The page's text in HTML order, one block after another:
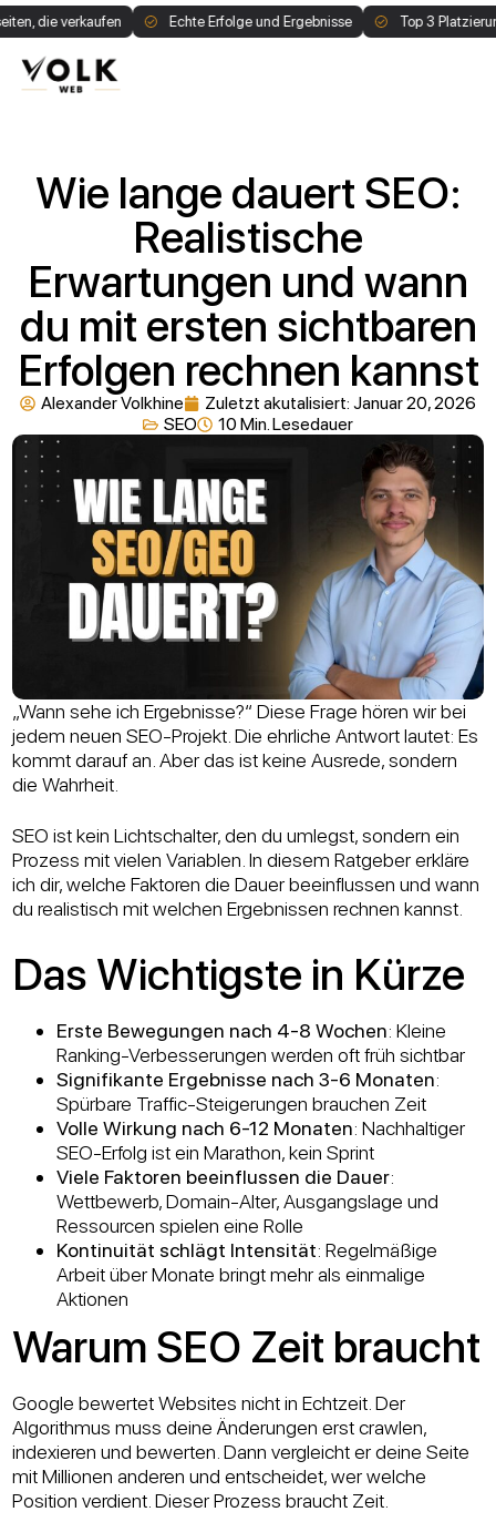
verkaufen Echte Erfolge und Ergebnisse Top 3 Platzierung auf
Wie lange dauert SEO:
Realistische
Erwartungen und wann
du mit ersten sichtbaren
Erfolgen rechnen kannst
Alexander Volkhine Zuletzt akutalisiert: Januar 20, 2026
SEO
10 Min. Lesedauer
„Wann sehe ich Ergebnisse?“ Diese Frage hören wir bei
jedem neuen SEO-Projekt. Die ehrliche Antwort lautet: Es
kommt darauf an. Aber das ist keine Ausrede, sondern
die Wahrheit.
SEO ist kein Lichtschalter, den du umlegst, sondern ein
Prozess mit vielen Variablen. In diesem Ratgeber erkläre
ich dir, welche Faktoren die Dauer beeinflussen und wann
du realistisch mit welchen Ergebnissen rechnen kannst.
Das Wichtigste in Kürze
Erste Bewegungen nach 4-8 Wochen: Kleine
Ranking-Verbesserungen werden oft früh sichtbar
Signifikante Ergebnisse nach 3-6 Monaten:
Spürbare Traffic-Steigerungen brauchen Zeit
Volle Wirkung nach 6-12 Monaten: Nachhaltiger
SEO-Erfolg ist ein Marathon, kein Sprint
Viele Faktoren beeinflussen die Dauer:
Wettbewerb, Domain-Alter, Ausgangslage und
Ressourcen spielen eine Rolle
Kontinuität schlägt Intensität: Regelmäßige
Arbeit über Monate bringt mehr als einmalige
Aktionen
Warum SEO Zeit braucht
Google bewertet Websites nicht in Echtzeit. Der
Algorithmus muss deine Änderungen erst crawlen,
indexieren und bewerten. Dann vergleicht er deine Seite
mit Millionen anderen und entscheidet, wer welche
Position verdient. Dieser Prozess braucht Zeit.